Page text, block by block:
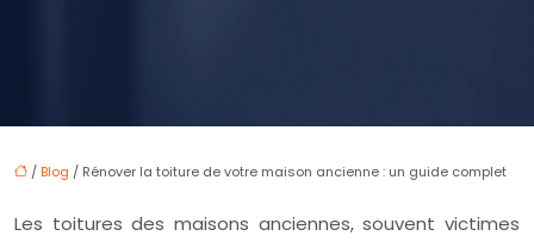
/ Blog / Rénover la toiture de votre maison ancienne : un guide complet
Les toitures des maisons anciennes, souvent victimes